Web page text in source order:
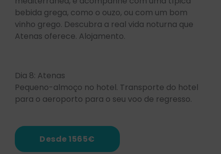
bebida grega, como o ouzo, ou com um bom
vinho grego. Descubra a real vida noturna que
Atenas oferece. Alojamento.
Dia 8: Atenas
Pequeno-almoço no hotel. Transporte do hotel
para o aeroporto para o seu voo de regresso.
Desde 1565€